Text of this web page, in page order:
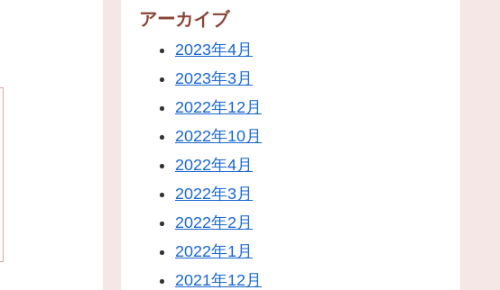
アーカイブ
2023年4月
2023年3月
2022年12月
2022年10月
2022年4月
2022年3月
2022年2月
2022年1月
2021年12月